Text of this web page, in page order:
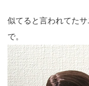
似てると言われてた
で。